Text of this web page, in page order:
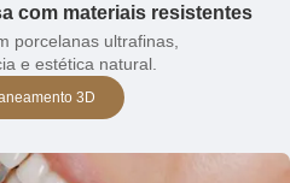
com materiais resistentes
porcelanas ultrafinas,
e estética natural.
3D